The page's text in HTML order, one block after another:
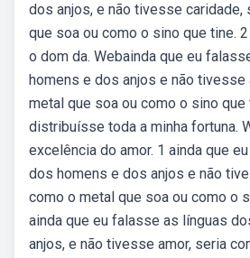
dos anjos, e não tivesse caridade,
que soa ou como o sino que tine.
o dom da. Webainda que eu
homens e dos anjos e não tivesse
metal que soa ou como o sino que
distribuísse toda a minha fortuna.
excelência do amor. 1 ainda que
dos homens e dos anjos e não
como o metal que soa ou como o
ainda que eu falasse as línguas
anjos, e não tivesse amor, seria